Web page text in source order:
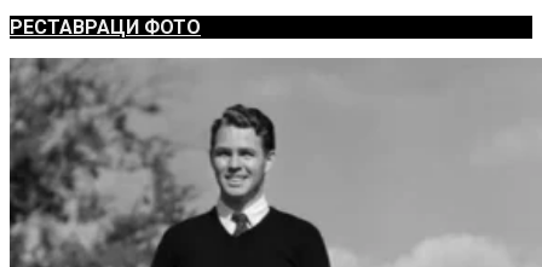
РЕСТАВРАЦИ ФОТО